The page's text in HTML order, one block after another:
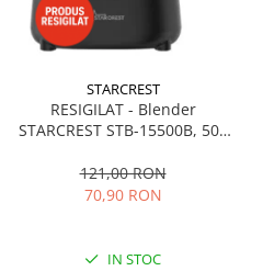
STARCREST
RESIGILAT - Blender
STARCREST STB-15500B, 500
Pulse, Negru
121,00 RON
70,90 RON
IN STOC